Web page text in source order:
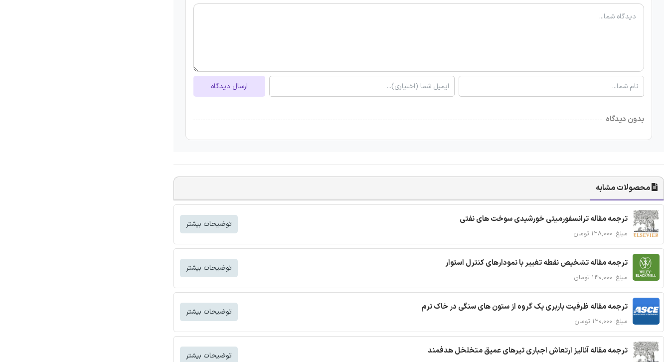
ارسال دیدگاه
بدون دیدگاه
محصولات مشابه
ترجمه مقاله ترانسفورمیتی خورشیدی سوخت های نفتی
مبلغ: ۱۲۸,۰۰۰ تومان
توضیحات بیشتر
ترجمه مقاله تشخیص نقطه تغییر با نمودارهای کنترل استوار
مبلغ: ۱۴۰,۰۰۰ تومان
توضیحات بیشتر
ترجمه مقاله ظرفیت باربری یک گروه از ستون های سنگی در خاک نرم
مبلغ: ۱۲۰,۰۰۰ تومان
توضیحات بیشتر
ترجمه مقاله آنالیز ارتعاش اجباری تیرهای عمیق متخلخل هدفمند توضیحات بیشتر